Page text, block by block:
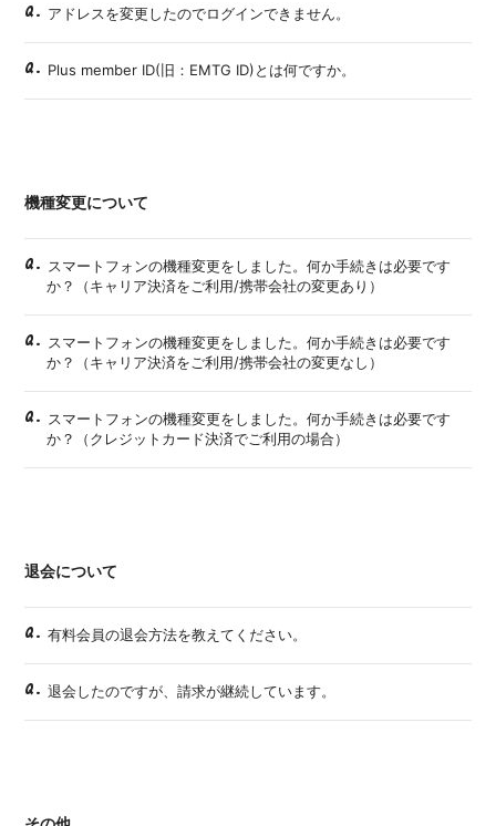
Q. アドレスを変更したのでログインできません。
Q. Plus member ID(旧：EMTG ID)とは何ですか。
機種変更について
Q. スマートフォンの機種変更をしました。何か手続きは必要です
か？（キャリア決済をご利用/携帯会社の変更あり）
Q. スマートフォンの機種変更をしました。何か手続きは必要です
か？（キャリア決済をご利用/携帯会社の変更なし）
Q. スマートフォンの機種変更をしました。何か手続きは必要です
か？（クレジットカード決済でご利用の場合）
退会について
Q. 有料会員の退会方法を教えてください。
Q. 退会したのですが、請求が継続しています。